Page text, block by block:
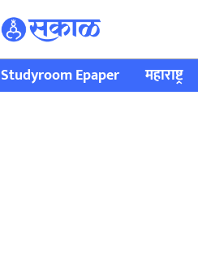
Studyroom Epaper महाराष्ट्र